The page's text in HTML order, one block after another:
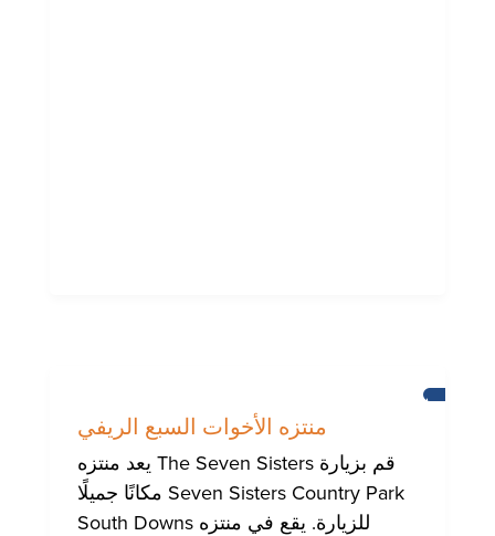
برايتون
منتزه الأخوات السبع الريفي
قم بزيارة The Seven Sisters يعد منتزه
Seven Sisters Country Park مكانًا جميلًا
للزيارة. يقع في منتزه South Downs